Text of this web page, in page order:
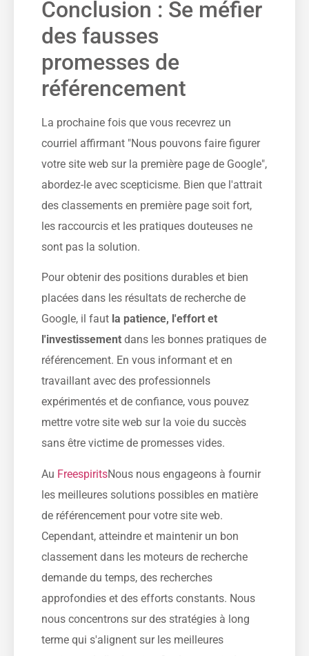
Conclusion : Se méfier
des fausses
promesses de
référencement
La prochaine fois que vous recevrez un
courriel affirmant "Nous pouvons faire figurer
votre site web sur la première page de Google",
abordez-le avec scepticisme. Bien que l'attrait
des classements en première page soit fort,
les raccourcis et les pratiques douteuses ne
sont pas la solution.
Pour obtenir des positions durables et bien
placées dans les résultats de recherche de
Google, il faut la patience, l'effort et
l'investissement dans les bonnes pratiques de
référencement. En vous informant et en
travaillant avec des professionnels
expérimentés et de confiance, vous pouvez
mettre votre site web sur la voie du succès
sans être victime de promesses vides.
Au FreespiritsNous nous engageons à fournir
les meilleures solutions possibles en matière
de référencement pour votre site web.
Cependant, atteindre et maintenir un bon
classement dans les moteurs de recherche
demande du temps, des recherches
approfondies et des efforts constants. Nous
nous concentrons sur des stratégies à long
terme qui s'alignent sur les meilleures